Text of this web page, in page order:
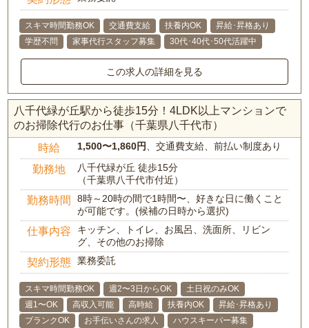
スキマ時間勤務OK 交通費支給 扶養内OK
昇給･昇格あり
学歴不問
家事代行スタッフ募集 30代･40代･50代活躍中
この求人の詳細を見る
八千代緑が丘駅から徒歩15分！4LDK以上マンションで
のお掃除代行のお仕事（千葉県八千代市）
時給 1,500〜1,860円、交通費支給、前払い制度あり
勤務地
八千代緑が丘 徒歩15分
（千葉県八千代市付近）
勤務時間
8時～20時の間で1時間〜、好きな日に働くこと
が可能です。(候補の日時から選択)
仕事内容
キッチン、トイレ、お風呂、洗面所、リビン
グ、その他のお掃除
契約形態 業務委託
スキマ時間勤務OK 週2〜3日からOK
土日祝のみOK
週1〜OK
高収入可能 高時給 扶養内OK
昇給･昇格あり
ブランクOK
お手伝いさんの求人
ハウスキーパー募集